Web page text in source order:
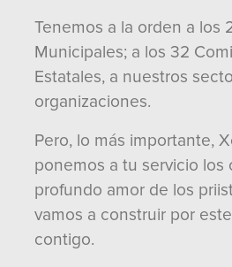
Tenemos a la orden a los
Municipales; a los 32
Estatales, a nuestros
organizaciones.
Pero, lo más importante,
ponemos a tu servicio los
profundo amor de los
vamos a construir por
contigo.